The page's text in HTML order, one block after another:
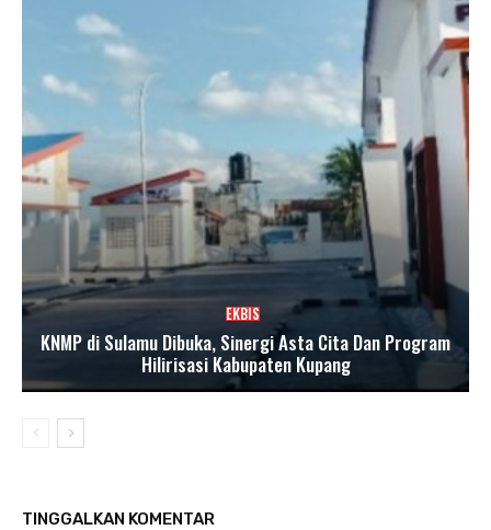
EKBIS
KNMP di Sulamu Dibuka, Sinergi Asta Cita Dan Program
Hilirisasi Kabupaten Kupang
TINGGALKAN KOMENTAR